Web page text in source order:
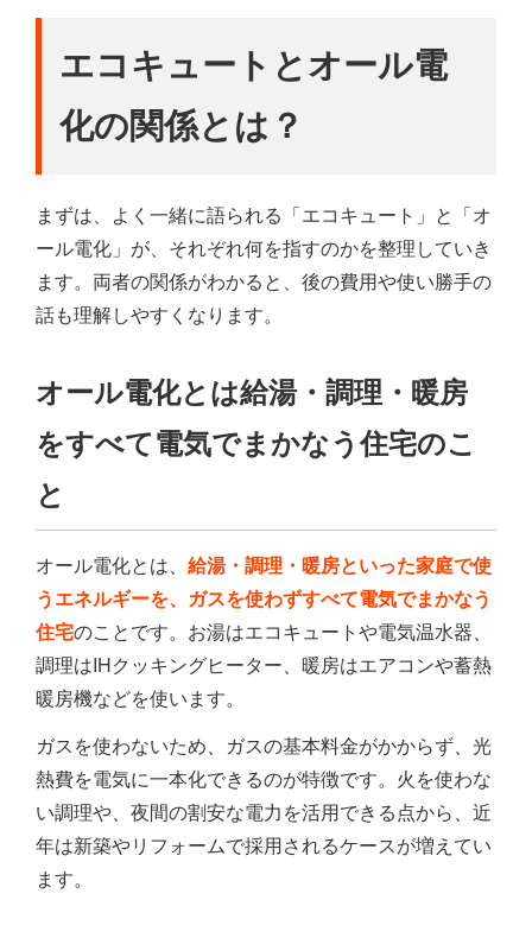
エコキュートとオール電
化の関係とは？
まずは、よく一緒に語られる「エコキュート」と「オ
ール電化」が、それぞれ何を指すのかを整理していき
ます。両者の関係がわかると、後の費用や使い勝手の
話も理解しやすくなります。
オール電化とは給湯・調理・暖房
をすべて電気でまかなう住宅のこ
と
オール電化とは、 給湯・調理・暖房といった家庭で使
うエネルギーを、ガスを使わずすべて電気でまかなう
住宅のことです。お湯はエコキュートや電気温水器、
調理はIHクッキングヒーター、暖房はエアコンや蓄熱
暖房機などを使います。
ガスを使わないため、ガスの基本料金がかからず、光
熱費を電気に一本化できるのが特徴です。火を使わな
い調理や、夜間の割安な電力を活用できる点から、近
年は新築やリフォームで採用されるケースが増えてい
ます。